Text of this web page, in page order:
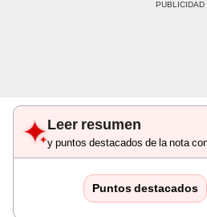
Leer resumen
y puntos destacados de la nota
Puntos destacados